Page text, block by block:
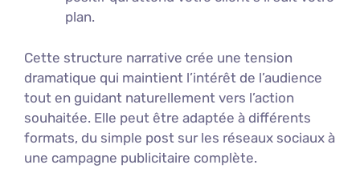
plan.
Cette structure narrative crée une tension
dramatique qui maintient l’intérêt de l’audience
tout en guidant naturellement vers l’action
souhaitée. Elle peut être adaptée à différents
formats, du simple post sur les réseaux sociaux à
une campagne publicitaire complète.